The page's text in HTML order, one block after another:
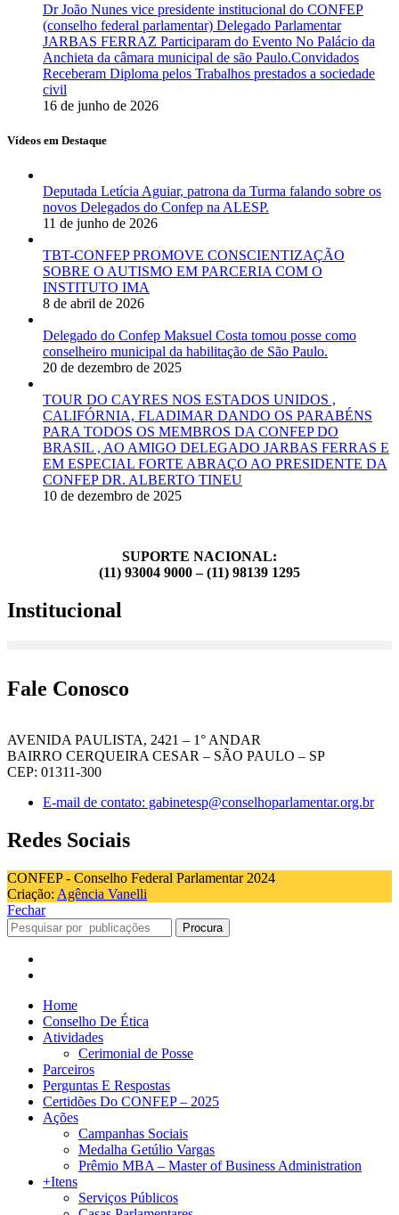
Dr João Nunes vice presidente institucional do CONFEP
(conselho federal parlamentar) Delegado Parlamentar
JARBAS FERRAZ Participaram do Evento No Palácio da
Anchieta da câmara municipal de são Paulo.Convidados
Receberam Diploma pelos Trabalhos prestados a sociedade
civil
16 de junho de 2026
Vídeos em Destaque
Deputada Letícia Aguiar, patrona da Turma falando sobre os
novos Delegados do Confep na ALESP.
11 de junho de 2026
TBT-CONFEP PROMOVE CONSCIENTIZAÇÃO
SOBRE O AUTISMO EM PARCERIA COM O
INSTITUTO IMA
8 de abril de 2026
Delegado do Confep Maksuel Costa tomou posse como
conselheiro municipal da habilitação de São Paulo.
20 de dezembro de 2025
TOUR DO CAYRES NOS ESTADOS UNIDOS ,
CALIFÓRNIA, FLADIMAR DANDO OS PARABÉNS
PARA TODOS OS MEMBROS DA CONFEP DO
BRASIL , AO AMIGO DELEGADO JARBAS FERRAS E
EM ESPECIAL FORTE ABRAÇO AO PRESIDENTE DA
CONFEP DR. ALBERTO TINEU
10 de dezembro de 2025
SUPORTE NACIONAL:
(11) 93004 9000 – (11) 98139 1295
Institucional
Fale Conosco
AVENIDA PAULISTA, 2421 – 1° ANDAR
BAIRRO CERQUEIRA CESAR – SÃO PAULO – SP
CEP: 01311-300
E-mail de contato: gabinetesp@conselhoparlamentar.org.br
Redes Sociais
CONFEP - Conselho Federal Parlamentar 2024
Criação: Agência Vanelli
Fechar
Procura
Home
Conselho De Ética
Atividades
Cerimonial de Posse
Parceiros
Perguntas E Respostas
Certidões Do CONFEP – 2025
Ações
Campanhas Sociais
Medalha Getúlio Vargas
Prêmio MBA – Master of Business Administration
+Itens
Serviços Públicos